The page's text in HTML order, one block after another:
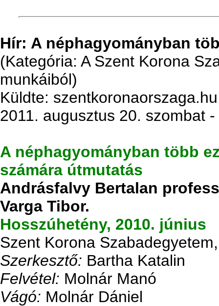
Hír: A néphagyományban
(Kategória: A Szent Korona
munkáiból)
Küldte: szentkoronaorszaga.hu
2011. augusztus 20. szombat
A néphagyományban több
számára útmutatás
Andrásfalvy Bertalan
Varga Tibor.
Hosszúhetény, 2010. június
Szent Korona
Szerkesztő: Bartha Katalin
Felvétel: Molnár Manó
Vágó: Molnár Dániel